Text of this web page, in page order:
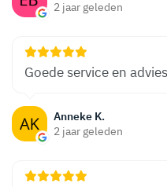
2 jaar geleden
Anneke K.
2 jaar geleden
Goede service en